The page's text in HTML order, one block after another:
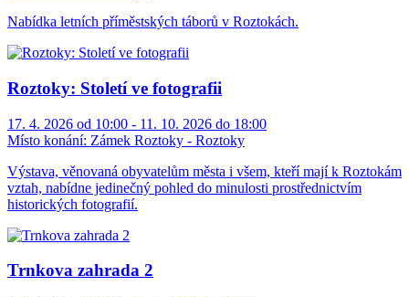
Nabídka letních příměstských táborů v Roztokách.
Roztoky: Století ve fotografii
17. 4. 2026 od 10:00 - 11. 10. 2026 do 18:00
Místo konání: Zámek Roztoky - Roztoky
Výstava, věnovaná obyvatelům města i všem, kteří mají k Roztokám
vztah, nabídne jedinečný pohled do minulosti prostřednictvím
historických fotografií.
Trnkova zahrada 2